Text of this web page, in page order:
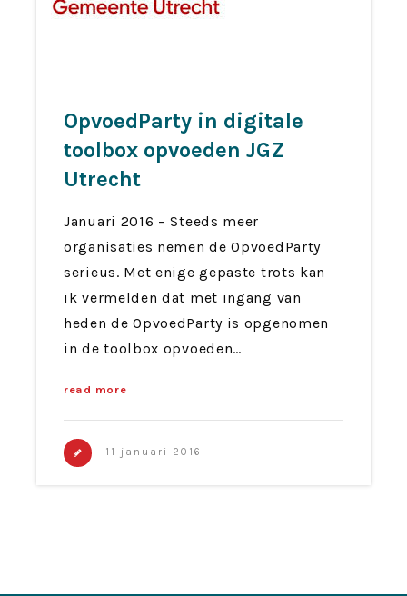
OpvoedParty in digitale
toolbox opvoeden JGZ
Utrecht
Januari 2016 – Steeds meer
organisaties nemen de OpvoedParty
serieus. Met enige gepaste trots kan
ik vermelden dat met ingang van
heden de OpvoedParty is opgenomen
in de toolbox opvoeden…
read more
11 januari 2016